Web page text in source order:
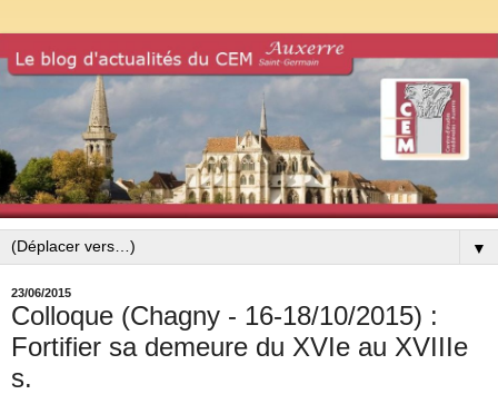
▼
23/06/2015
Colloque (Chagny - 16-18/10/2015) :
Fortifier sa demeure du XVIe au XVIIIe
s.